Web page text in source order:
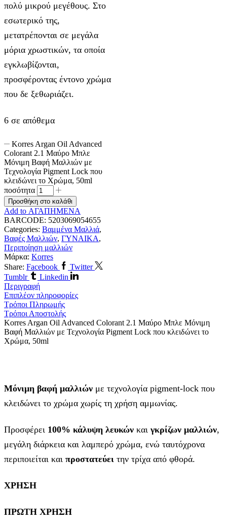
πολύ μικρού μεγέθους. Στο
εσωτερικό της,
μετατρέπονται σε μεγάλα
μόρια χρωστικών, τα οποία
εγκλωβίζονται,
προσφέροντας έντονο χρώμα
που δε ξεθωριάζει.
6 σε απόθεμα
Korres Argan Oil Advanced
Colorant 2.1 Μαύρο Μπλε
Μόνιμη Βαφή Μαλλιών με
Τεχνολογία Pigment Lock που
κλειδώνει το Χρώμα, 50ml
ποσότητα
Προσθήκη στο καλάθι
Add to ΑΓΑΠΗΜΕΝΑ
BARCODE: 5203069054655
Categories: Βαμμένα Μαλλιά,
Βαφές Μαλλιών, ΓΥΝΑΙΚΑ,
Περιποίηση μαλλιών
Μάρκα: Korres
Share: Facebook
Twitter
Tumblr
Linkedin
Περιγραφή
Επιπλέον πληροφορίες
Τρόποι Πληρωμής
Τρόποι Αποστολής
Korres Argan Oil Advanced Colorant 2.1 Μαύρο Μπλε Μόνιμη
Βαφή Μαλλιών με Τεχνολογία Pigment Lock που κλειδώνει το
Χρώμα, 50ml
Μόνιμη βαφή μαλλιών με τεχνολογία pigment-lock που
κλειδώνει το χρώμα χωρίς τη χρήση αμμωνίας.
Προσφέρει 100% κάλυψη λευκών και γκρίζων μαλλιών,
μεγάλη διάρκεια και λαμπερό χρώμα, ενώ ταυτόχρονα
περιποιείται και προστατεύει την τρίχα από φθορά.
ΧΡΗΣΗ
ΠΡΩΤΗ ΧΡΗΣΗ